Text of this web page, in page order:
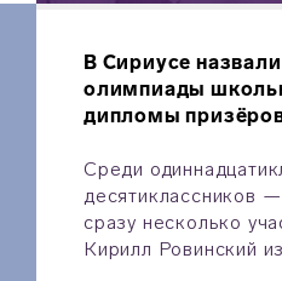
В Сириусе
олимпиады
дипломы
Среди
десятиклассников
сразу несколько
Кирилл Ровинский